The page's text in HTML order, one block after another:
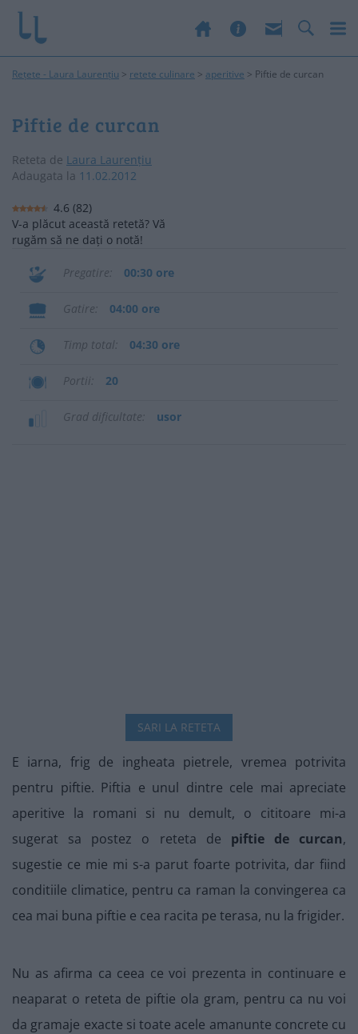
Rețete - Laura Laurențiu > retete culinare > aperitive > Piftie de curcan
Piftie de curcan
Reteta de Laura Laurențiu
Adaugata la 11.02.2012
4.6 (82)
V-a plăcut această retetă? Vă
rugăm să ne dați o notă!
Pregatire 00:30 ore
Gatire 04:00 ore
Timp total 04:30 ore
Portii 20
Grad dificultate usor
SARI LA RETETA
E iarna, frig de ingheata pietrele, vremea potrivita
pentru piftie. Piftia e unul dintre cele mai apreciate
aperitive la romani si nu demult, o cititoare mi-a
sugerat sa postez o reteta de piftie de curcan,
sugestie ce mie mi s-a parut foarte potrivita, dar fiind
conditiile climatice, pentru ca raman la convingerea ca
cea mai buna piftie e cea racita pe terasa, nu la frigider.
Nu as afirma ca ceea ce voi prezenta in continuare e
neaparat o reteta de piftie ola gram, pentru ca nu voi
da gramaje exacte si toate acele amanunte concrete cu